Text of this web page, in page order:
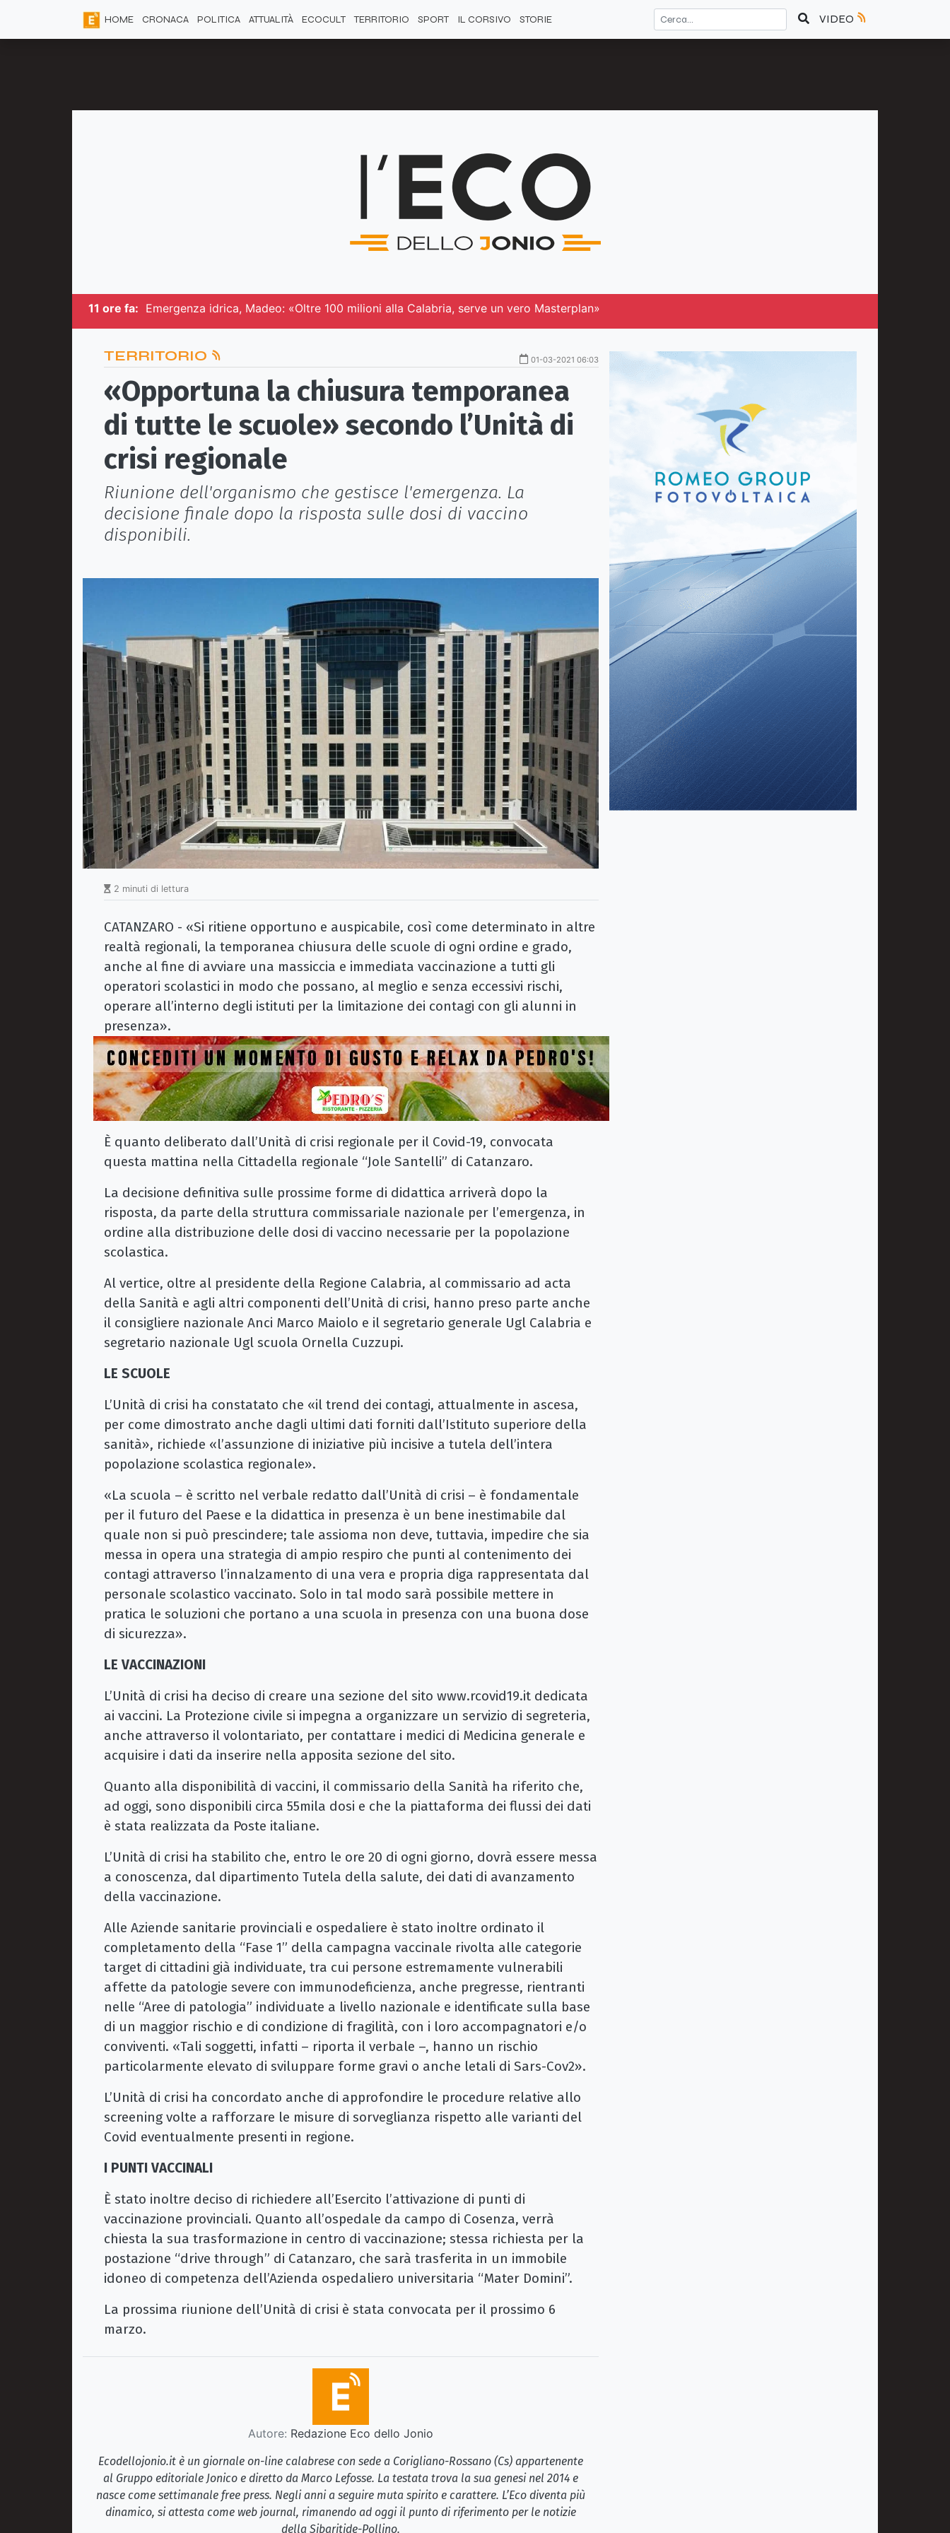
HOME CRONACA POLITICA ATTUALITÀ ECOCULT TERRITORIO SPORT IL CORSIVO STORIE VIDEO
11 ore fa: Emergenza idrica, Madeo: «Oltre 100 milioni alla Calabria, serve un vero Masterplan»
TERRITORIO 01-03-2021 06:03
«Opportuna la chiusura temporanea
di tutte le scuole» secondo l’Unità di
crisi regionale
Riunione dell'organismo che gestisce l'emergenza. La
decisione finale dopo la risposta sulle dosi di vaccino
disponibili.
2 minuti di lettura
CATANZARO - «Si ritiene opportuno e auspicabile, così come determinato in altre
realtà regionali, la temporanea chiusura delle scuole di ogni ordine e grado,
anche al fine di avviare una massiccia e immediata vaccinazione a tutti gli
operatori scolastici in modo che possano, al meglio e senza eccessivi rischi,
operare all’interno degli istituti per la limitazione dei contagi con gli alunni in
presenza».
È quanto deliberato dall’Unità di crisi regionale per il Covid-19, convocata
questa mattina nella Cittadella regionale “Jole Santelli” di Catanzaro.
La decisione definitiva sulle prossime forme di didattica arriverà dopo la
risposta, da parte della struttura commissariale nazionale per l’emergenza, in
ordine alla distribuzione delle dosi di vaccino necessarie per la popolazione
scolastica.
Al vertice, oltre al presidente della Regione Calabria, al commissario ad acta
della Sanità e agli altri componenti dell’Unità di crisi, hanno preso parte anche
il consigliere nazionale Anci Marco Maiolo e il segretario generale Ugl Calabria e
segretario nazionale Ugl scuola Ornella Cuzzupi.
LE SCUOLE
L’Unità di crisi ha constatato che «il trend dei contagi, attualmente in ascesa,
per come dimostrato anche dagli ultimi dati forniti dall’Istituto superiore della
sanità», richiede «l’assunzione di iniziative più incisive a tutela dell’intera
popolazione scolastica regionale».
«La scuola – è scritto nel verbale redatto dall’Unità di crisi – è fondamentale
per il futuro del Paese e la didattica in presenza è un bene inestimabile dal
quale non si può prescindere; tale assioma non deve, tuttavia, impedire che sia
messa in opera una strategia di ampio respiro che punti al contenimento dei
contagi attraverso l’innalzamento di una vera e propria diga rappresentata dal
personale scolastico vaccinato. Solo in tal modo sarà possibile mettere in
pratica le soluzioni che portano a una scuola in presenza con una buona dose
di sicurezza».
LE VACCINAZIONI
L’Unità di crisi ha deciso di creare una sezione del sito www.rcovid19.it dedicata
ai vaccini. La Protezione civile si impegna a organizzare un servizio di segreteria,
anche attraverso il volontariato, per contattare i medici di Medicina generale e
acquisire i dati da inserire nella apposita sezione del sito.
Quanto alla disponibilità di vaccini, il commissario della Sanità ha riferito che,
ad oggi, sono disponibili circa 55mila dosi e che la piattaforma dei flussi dei dati
è stata realizzata da Poste italiane.
L’Unità di crisi ha stabilito che, entro le ore 20 di ogni giorno, dovrà essere messa
a conoscenza, dal dipartimento Tutela della salute, dei dati di avanzamento
della vaccinazione.
Alle Aziende sanitarie provinciali e ospedaliere è stato inoltre ordinato il
completamento della “Fase 1” della campagna vaccinale rivolta alle categorie
target di cittadini già individuate, tra cui persone estremamente vulnerabili
affette da patologie severe con immunodeficienza, anche pregresse, rientranti
nelle “Aree di patologia” individuate a livello nazionale e identificate sulla base
di un maggior rischio e di condizione di fragilità, con i loro accompagnatori e/o
conviventi. «Tali soggetti, infatti – riporta il verbale –, hanno un rischio
particolarmente elevato di sviluppare forme gravi o anche letali di Sars-Cov2».
L’Unità di crisi ha concordato anche di approfondire le procedure relative allo
screening volte a rafforzare le misure di sorveglianza rispetto alle varianti del
Covid eventualmente presenti in regione.
I PUNTI VACCINALI
È stato inoltre deciso di richiedere all’Esercito l’attivazione di punti di
vaccinazione provinciali. Quanto all’ospedale da campo di Cosenza, verrà
chiesta la sua trasformazione in centro di vaccinazione; stessa richiesta per la
postazione “drive through” di Catanzaro, che sarà trasferita in un immobile
idoneo di competenza dell’Azienda ospedaliero universitaria “Mater Domini”.
La prossima riunione dell’Unità di crisi è stata convocata per il prossimo 6
marzo.
Autore: Redazione Eco dello Jonio
Ecodellojonio.it è un giornale on-line calabrese con sede a Corigliano-Rossano (Cs) appartenente
al Gruppo editoriale Jonico e diretto da Marco Lefosse. La testata trova la sua genesi nel 2014 e
nasce come settimanale free press. Negli anni a seguire muta spirito e carattere. L’Eco diventa più
dinamico, si attesta come web journal, rimanendo ad oggi il punto di riferimento per le notizie
della Sibaritide-Pollino.